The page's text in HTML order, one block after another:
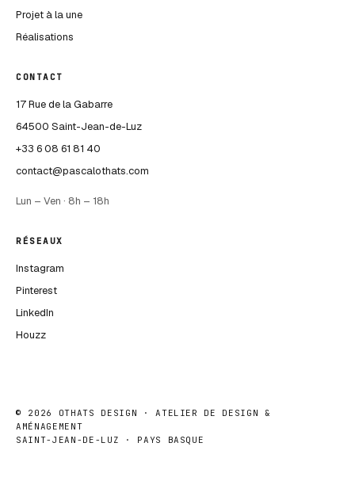
Projet à la une
Réalisations
CONTACT
17 Rue de la Gabarre
64500 Saint-Jean-de-Luz
+33 6 08 61 81 40
contact@pascalothats.com
Lun – Ven · 8h – 18h
RÉSEAUX
Instagram
Pinterest
LinkedIn
Houzz
© 2026
OTHATS DESIGN · ATELIER DE DESIGN &
AMÉNAGEMENT
SAINT-JEAN-DE-LUZ · PAYS BASQUE